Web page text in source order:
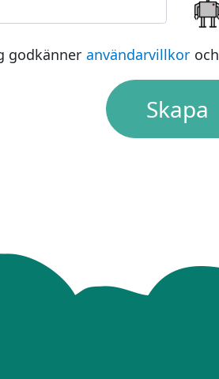
godkänner användarvillkor och